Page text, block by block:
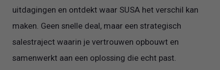
uitdagingen en ontdekt waar SUSA het verschil kan
maken. Geen snelle deal, maar een strategisch
salestraject waarin je vertrouwen opbouwt en
samenwerkt aan een oplossing die echt past.